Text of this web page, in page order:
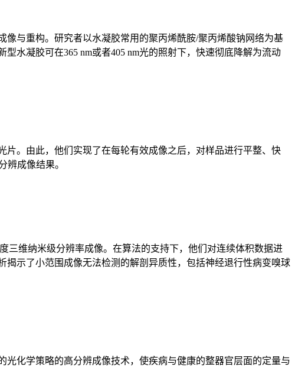
与重构。研究者以水凝胶常用的聚丙烯酰胺/聚丙烯酸钠网络为基
水凝胶可在365 nm或者405 nm光的照射下，快速彻底降解为流动
片。由此，他们实现了在每轮有效成像之后，对样品进行平整、快
辨成像结果。
三维纳米级分辨率成像。在算法的支持下，他们对连续体积数据进
示了小范围成像无法检测的解剖异质性，包括神经退行性病变嗅球
化学策略的高分辨成像技术，使疾病与健康的整器官层面的定量与